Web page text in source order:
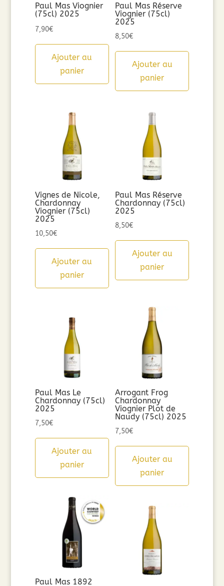
Paul Mas Viognier
(75cl) 2025
7,90€
Ajouter au
panier
Paul Mas Réserve
Viognier (75cl)
2025
8,50€
Ajouter au
panier
Vignes de Nicole,
Chardonnay
Viognier (75cl)
2025
10,50€
Ajouter au
panier
Paul Mas Réserve
Chardonnay (75cl)
2025
8,50€
Ajouter au
panier
Paul Mas Le
Chardonnay (75cl)
2025
7,50€
Ajouter au
panier
Arrogant Frog
Chardonnay
Viognier Plot de
Naudy (75cl) 2025
7,50€
Ajouter au
panier
Paul Mas 1892